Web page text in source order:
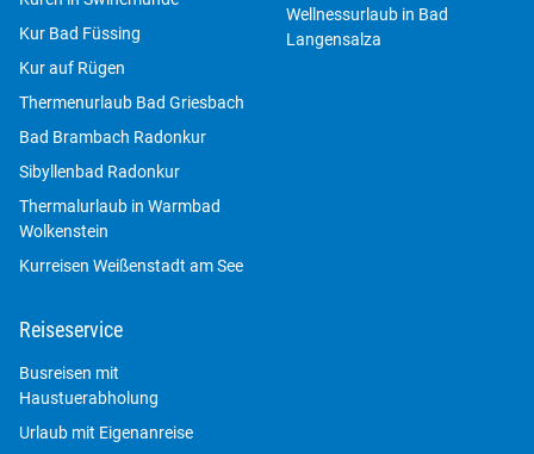
Kur Bad Füssing
Kur auf Rügen
Thermenurlaub Bad Griesbach
Bad Brambach Radonkur
Sibyllenbad Radonkur
Thermalurlaub in Warmbad
Wolkenstein
Kurreisen Weißenstadt am See
Wellnessurlaub in Bad
Langensalza
Reiseservice
Busreisen mit
Haustuerabholung
Urlaub mit Eigenanreise